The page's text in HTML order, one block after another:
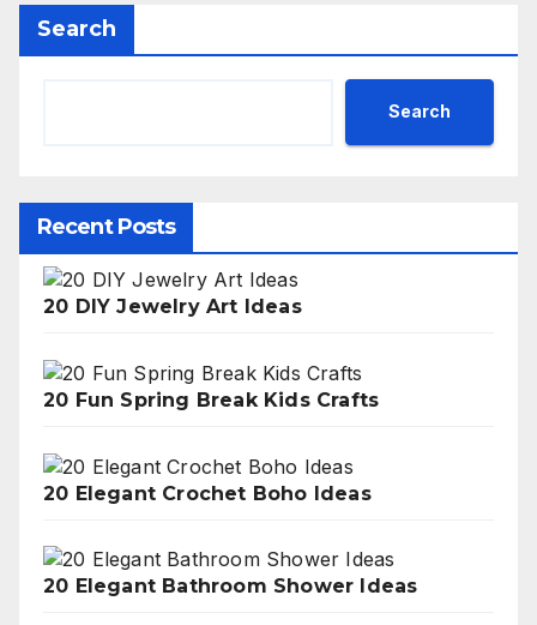
Search
Search
Recent Posts
20 DIY Jewelry Art Ideas
20 Fun Spring Break Kids Crafts
20 Elegant Crochet Boho Ideas
20 Elegant Bathroom Shower Ideas